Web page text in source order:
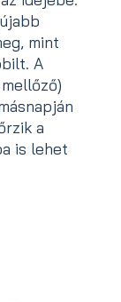
mint
A
a
is lehet